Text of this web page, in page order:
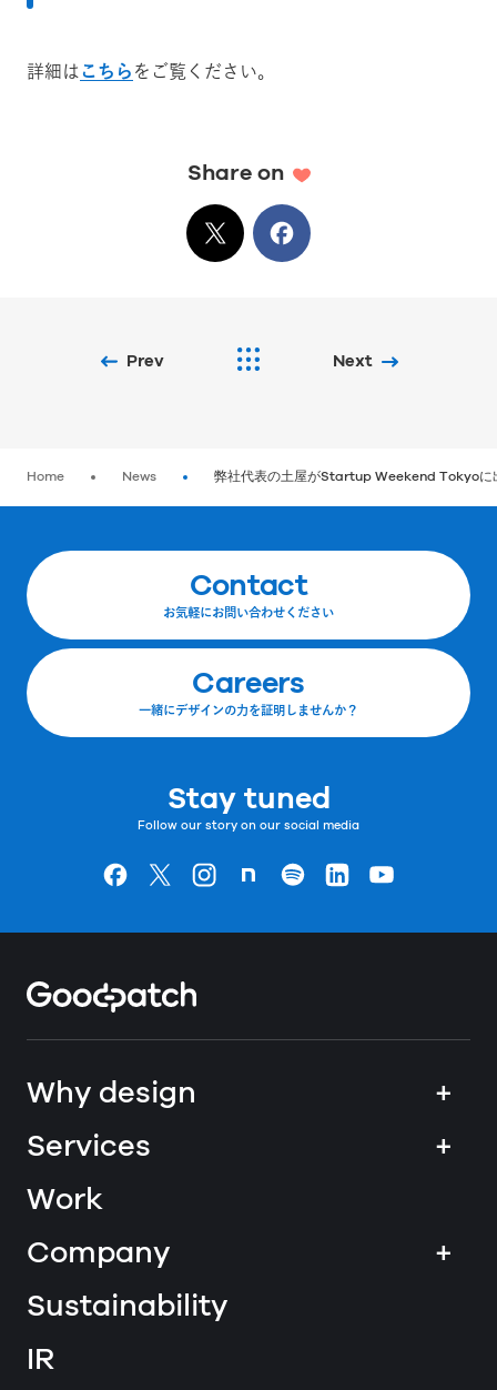
詳細は こちら をご覧ください。
Share on
XでシェアFacebook
Prev Next
Home News 弊社代表の土屋がStartup Weekend Tokyoに
Contact
お気軽にお問い合わせください
Careers
一緒にデザインの力を証明しませんか？
Stay tuned
Follow our story on our social media
Goodpatchの
ページ
Goodpatchの
ページ
Goodpatchの
ページGoodpatchの
ページ
Goodpatchの
ページ
Goodpatchの
ページ
Goodpatchの
Why design
+
Services
+
Work
Company
+
Sustainability
IR